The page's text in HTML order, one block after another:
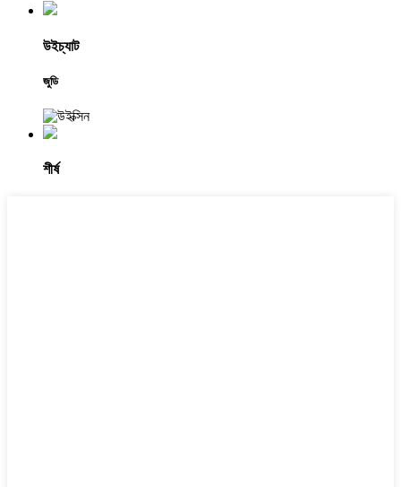
উইচ্যাট
জুডি
শীর্ষ